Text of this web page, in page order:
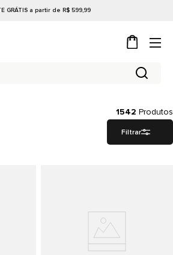
GRÁTIS a partir de R$ 599,99
1542 Produtos
Filtrar